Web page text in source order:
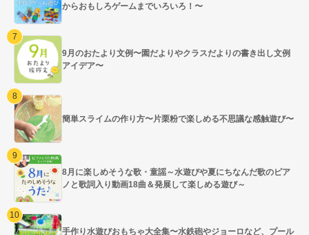
からおもしろゲームまでいろいろ！〜
9月のおたより文例〜園だよりやクラスだよりの書き出し文例
アイデア〜
簡単スライムの作り方〜片栗粉で楽しめる不思議な感触遊び〜
8月に楽しめそうな歌・童謡～水遊びや夏にちなんだ歌のピア
ノと歌詞入り動画18曲＆発展して楽しめる遊び～
手作り水遊びおもちゃ大全集〜水鉄砲やジョーロなど、プール